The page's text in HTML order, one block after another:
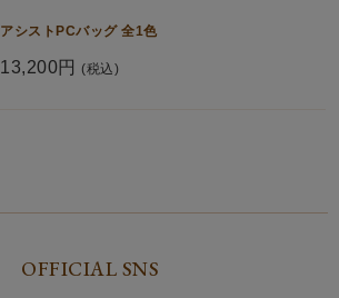
アシストPCバッグ 全1色
13,200円 (税込)
OFFICIAL SNS